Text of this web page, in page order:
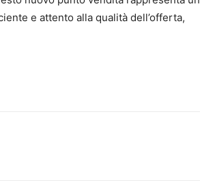
e attento alla qualità dell’offerta,